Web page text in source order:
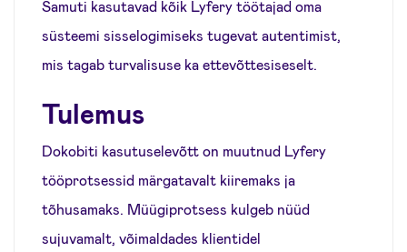
Samuti kasutavad kõik Lyfery töötajad oma
süsteemi sisselogimiseks tugevat autentimist,
mis tagab turvalisuse ka ettevõttesiseselt.
Tulemus
Dokobiti kasutuselevõtt on muutnud Lyfery
tööprotsessid märgatavalt kiiremaks ja
tõhusamaks. Müügiprotsess kulgeb nüüd
sujuvamalt, võimaldades klientidel